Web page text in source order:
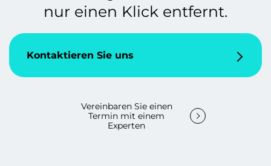
nur einen Klick entfernt.
Kontaktieren Sie uns
Vereinbaren Sie einen
Termin mit einem
Experten